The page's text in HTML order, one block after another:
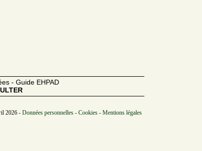
- Guide EHPAD
2026 - Données personnelles - Cookies - Mentions légales